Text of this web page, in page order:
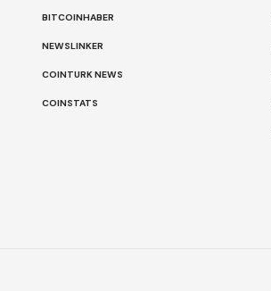
BITCOINHABER
NEWSLINKER
COINTURK NEWS
COINSTATS